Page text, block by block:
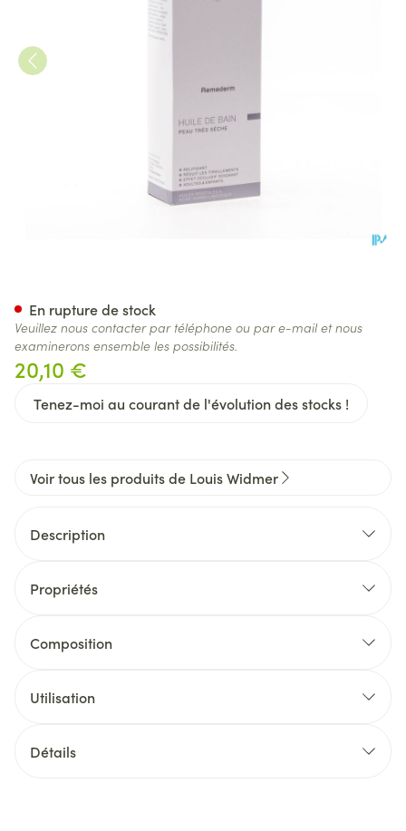
20,10 €
Tenez-moi au courant de l'évolution des stocks !
En rupture de stock
Veuillez nous contacter par téléphone ou par e-mail et nous
examinerons ensemble les possibilités.
Voir tous les produits de Louis Widmer
Description
Propriétés
Composition
Utilisation
Détails